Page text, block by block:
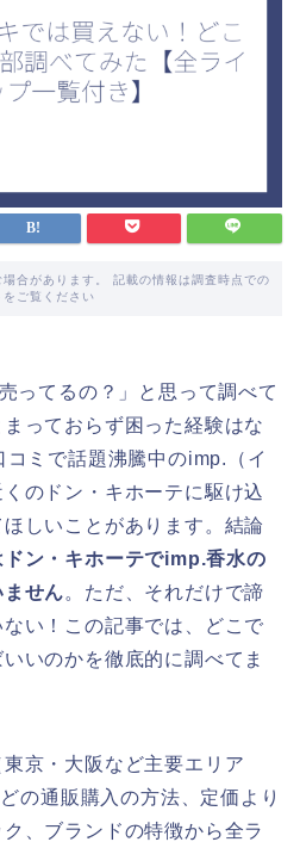
合があります。 記載の情報は調査時点での
ご覧ください
ってるの？」と思って調べて
っておらず困った経験はな
ミで話題沸騰中のimp.（イ
のドン・キホーテに駆け込
しいことがあります。結論
ドン・キホーテでimp.香水の
せん。ただ、それだけで諦
い！この記事では、どこで
いのかを徹底的に調べてま
京・大阪など主要エリア
の通販購入の方法、定価より
、ブランドの特徴から全ラ